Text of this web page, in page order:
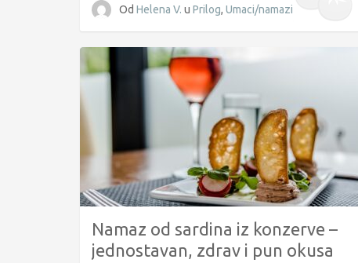
Od Helena V. u Prilog, Umaci/namazi
Namaz od sardina iz konzerve –
jednostavan, zdrav i pun okusa